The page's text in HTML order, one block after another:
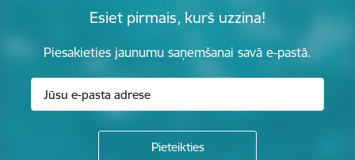
Esiet pirmais, kurš uzzina!
Piesakieties jaunumu saņemšanai savā e-pastā.